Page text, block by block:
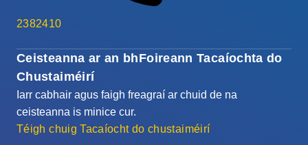
Ceisteanna ar an bhFoireann Tacaíochta do
Chustaiméirí
Iarr cabhair agus faigh freagraí ar chuid de na
ceisteanna is minice cur.
Téigh chuig Tacaíocht do chustaiméirí
2382410